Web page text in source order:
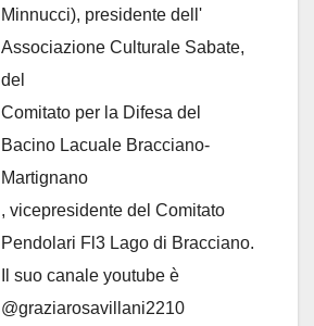
Minnucci), presidente dell'
Associazione Culturale Sabate,
del
Comitato per la Difesa del
Bacino Lacuale Bracciano-
Martignano
, vicepresidente del Comitato
Pendolari Fl3 Lago di Bracciano.
Il suo canale youtube è
@graziarosavillani2210